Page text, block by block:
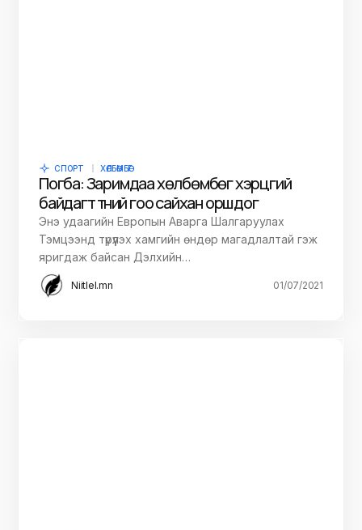
СПОРТ ХӨЛБӨМБӨГ
Погба: Заримдаа хөлбөмбөг хэрцгий
байдагт түүний гоо сайхан оршдог
Энэ удаагийн Европын Аварга Шалгаруулах
Тэмцээнд түрүүлэх хамгийн өндөр магадлалтай гэж
яригдаж байсан Дэлхийн…
Niitlel.mn 01/07/2021